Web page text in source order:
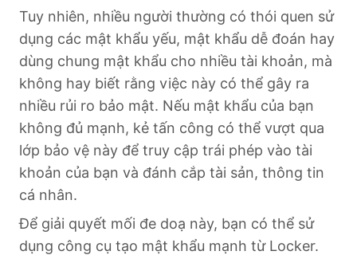
Tuy nhiên, nhiều người thường có thói quen sử
dụng các mật khẩu yếu, mật khẩu dễ đoán hay
dùng chung mật khẩu cho nhiều tài khoản, mà
không hay biết rằng việc này có thể gây ra
nhiều rủi ro bảo mật. Nếu mật khẩu của bạn
không đủ mạnh, kẻ tấn công có thể vượt qua
lớp bảo vệ này để truy cập trái phép vào tài
khoản của bạn và đánh cắp tài sản, thông tin
cá nhân.
Để giải quyết mối đe doạ này, bạn có thể sử
dụng công cụ tạo mật khẩu mạnh từ Locker.